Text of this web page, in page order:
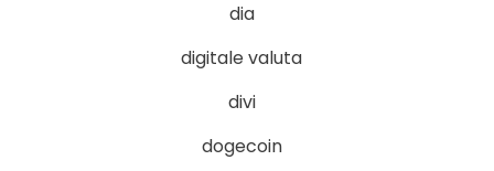
dia
digitale valuta
divi
dogecoin